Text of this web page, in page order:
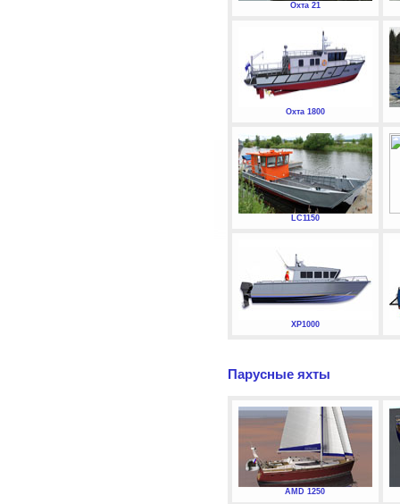
Охта 21
Охта 1800
LC1150
XP1000
Парусные яхты
AMD 1250